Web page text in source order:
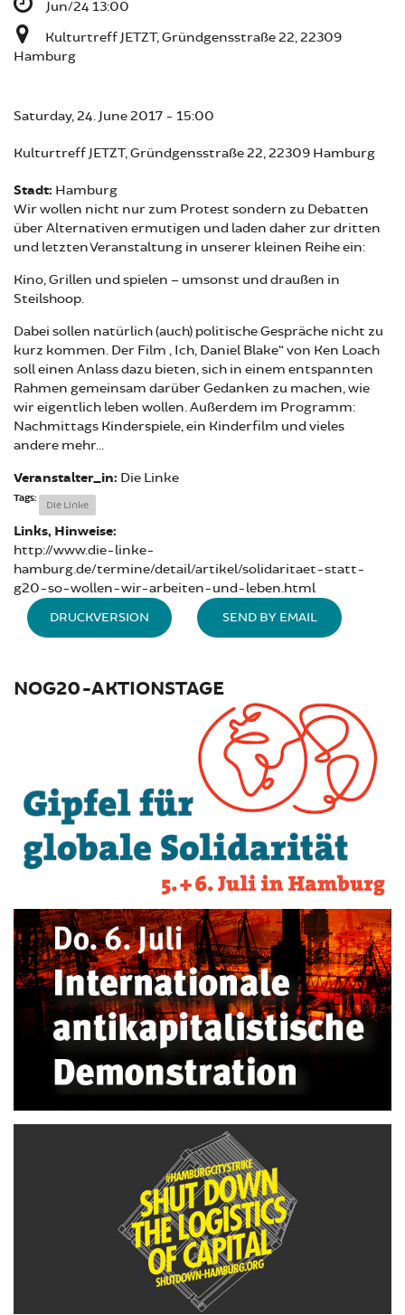
Jun/24 13:00
Kulturtreff JETZT, Gründgensstraße 22, 22309
Hamburg
Saturday, 24. June 2017 - 15:00
Kulturtreff JETZT, Gründgensstraße 22, 22309 Hamburg
Stadt: Hamburg
Wir wollen nicht nur zum Protest sondern zu Debatten
über Alternativen ermutigen und laden daher zur dritten
und letzten Veranstaltung in unserer kleinen Reihe ein:
Kino, Grillen und spielen – umsonst und draußen in
Steilshoop.
Dabei sollen natürlich (auch) politische Gespräche nicht zu
kurz kommen. Der Film „Ich, Daniel Blake“ von Ken Loach
soll einen Anlass dazu bieten, sich in einem entspannten
Rahmen gemeinsam darüber Gedanken zu machen, wie
wir eigentlich leben wollen. Außerdem im Programm:
Nachmittags Kinderspiele, ein Kinderfilm und vieles
andere mehr...
Veranstalter_in: Die Linke
Tags:
Die Linke
Links, Hinweise:
http://www.die-linke-
hamburg.de/termine/detail/artikel/solidaritaet-statt-
g20-so-wollen-wir-arbeiten-und-leben.html
DRUCKVERSION SEND BY EMAIL
NOG20-AKTIONSTAGE